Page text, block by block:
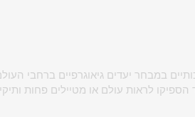
במבחר יעדים גיאוגרפיים ברחבי
לראות עולם או מטיילים פחות